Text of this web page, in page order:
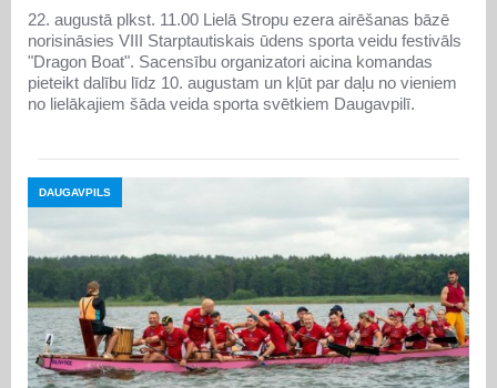
22. augustā plkst. 11.00 Lielā Stropu ezera airēšanas bāzē
norisināsies VIII Starptautiskais ūdens sporta veidu festivāls
"Dragon Boat". Sacensību organizatori aicina komandas
pieteikt dalību līdz 10. augustam un kļūt par daļu no vieniem
no lielākajiem šāda veida sporta svētkiem Daugavpilī.
DAUGAVPILS